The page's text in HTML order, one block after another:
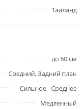
Таиланд
до 60 см
Средний, Задний план
Сильное - Среднее
Медленный